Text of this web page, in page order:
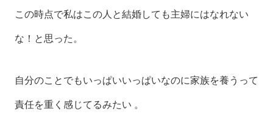
この時点で私はこの人と結婚しても主婦にはなれない
な！と思った。
自分のことでもいっぱいいっぱいなのに家族を養うって
責任を重く感じてるみたい 。